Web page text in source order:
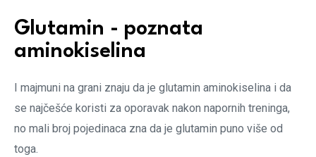
Glutamin - poznata
aminokiselina
I majmuni na grani znaju da je glutamin aminokiselina i da
se najčešće koristi za oporavak nakon napornih treninga,
no mali broj pojedinaca zna da je glutamin puno više od
toga.